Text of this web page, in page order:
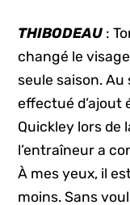
THIBODEAU :
changé le
seule saison. Au
effectué d’ajout
Quickley lors de
l’entraîneur a
À mes yeux, il
moins. Sans